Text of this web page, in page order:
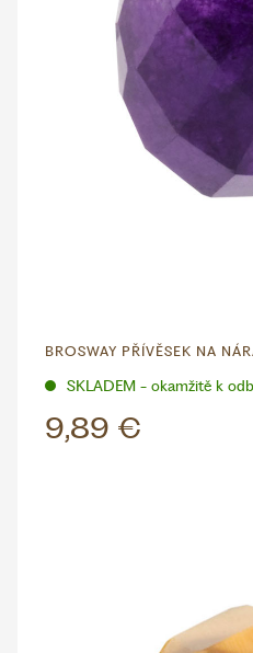
BROSWAY PŘÍVĚSEK NA
SKLADEM - okamžitě k
9,89 €